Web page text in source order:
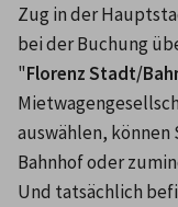
Zug in der
bei der Buchung
"Florenz Stadt/
auswählen, können
Bahnhof oder
Und tatsächlich